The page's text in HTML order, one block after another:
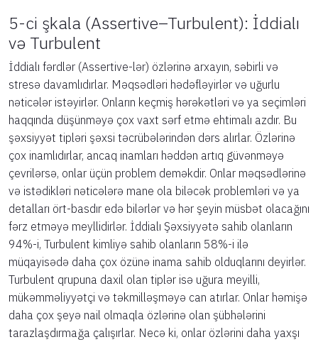
5-ci şkala (Assertive–Turbulent): İddialı
və Turbulent
İddialı fərdlər (Assertive-lər) özlərinə arxayın, səbirli və
stresə davamlıdırlar. Məqsədləri hədəfləyirlər və uğurlu
nəticələr istəyirlər. Onların keçmiş hərəkətləri və ya seçimləri
haqqında düşünməyə çox vaxt sərf etmə ehtimalı azdır. Bu
şəxsiyyət tipləri şəxsi təcrübələrindən dərs alırlar. Özlərinə
çox inamlıdırlar, ancaq inamları həddən artıq güvənməyə
çevrilərsə, onlar üçün problem deməkdir. Onlar məqsədlərinə
və istədikləri nəticələrə mane ola biləcək problemləri və ya
detalları ört-basdır edə bilərlər və hər şeyin müsbət olacağını
fərz etməyə meyllidirlər. İddialı Şəxsiyyətə sahib olanların
94%-i, Turbulent kimliyə sahib olanların 58%-i ilə
müqayisədə daha çox özünə inama sahib olduqlarını deyirlər.
Turbulent qrupuna daxil olan tiplər isə uğura meyilli,
mükəmməliyyətçi və təkmilləşməyə can atırlar. Onlar həmişə
daha çox şeyə nail olmaqla özlərinə olan şübhələrini
tarazlaşdırmağa çalışırlar. Necə ki, onlar özlərini daha yaxşı